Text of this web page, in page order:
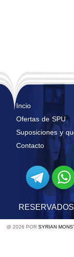
Incio
Ofertas de SPU
Suposiciones y
Contacto
@ 2026 PORSYRIAN